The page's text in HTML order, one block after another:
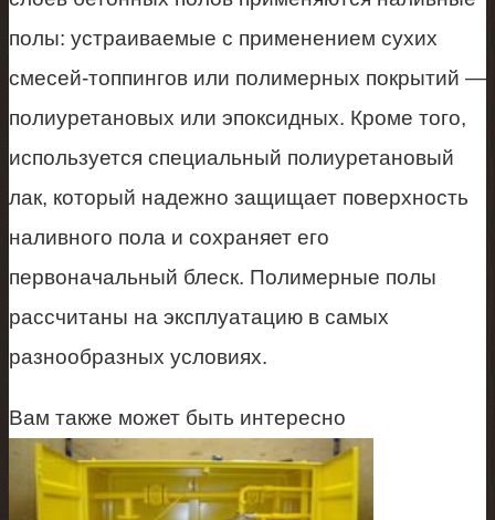
полы: устраиваемые с применением сухих
смесей-топпингов или полимерных покрытий —
полиуретановых или эпоксидных. Кроме того,
используется специальный полиуретановый
лак, который надежно защищает поверхность
наливного пола и сохраняет его
первоначальный блеск. Полимерные полы
рассчитаны на эксплуатацию в самых
разнообразных условиях.
Вам также может быть интересно